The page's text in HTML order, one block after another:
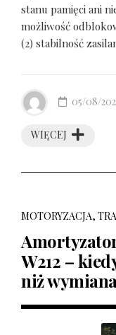
stanu pamięci ani
możliwość
(2) stabilność
WIĘCEJ
05/08/
MOTORYZACJA,
W212 –
niż